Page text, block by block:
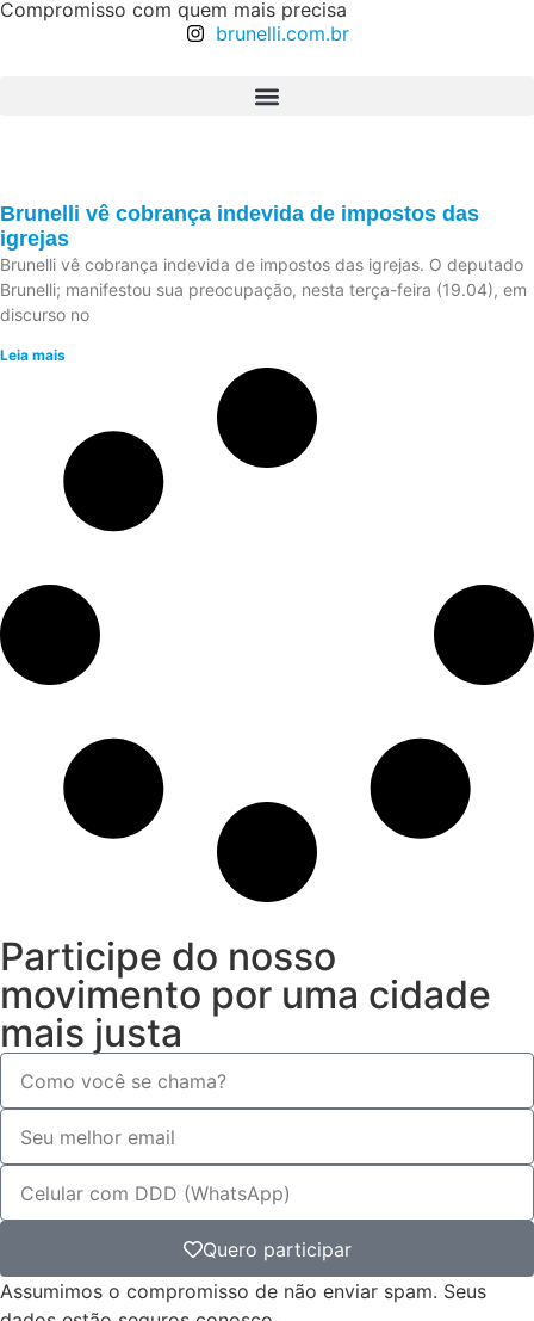
Compromisso com quem mais precisa
brunelli.com.br
Brunelli vê cobrança indevida de impostos das
igrejas
Brunelli vê cobrança indevida de impostos das igrejas. O deputado
Brunelli; manifestou sua preocupação, nesta terça-feira (19.04), em
discurso no
Leia mais
Participe do nosso
movimento por uma cidade
mais justa
Quero participar
Assumimos o compromisso de não enviar spam. Seus